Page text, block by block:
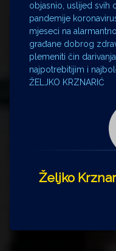
objasnio, uslijed svih
pandemije
mjeseci na
građane dobrog
plemeniti čin
najpotrebitijim i
ŽELJKO KRZNARIĆ
Željko